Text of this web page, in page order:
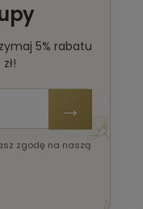
5% rabatu
zgodę na naszą